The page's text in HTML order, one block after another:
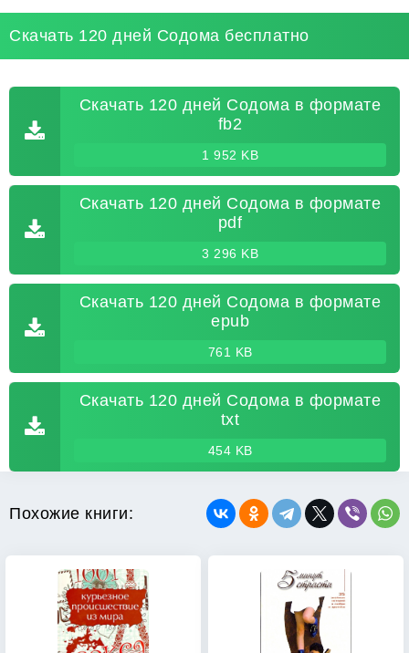
Скачать 120 дней Содома бесплатно
Скачать 120 дней Содома в формате
fb2
1 952 KB
Скачать 120 дней Содома в формате
pdf
3 296 KB
Скачать 120 дней Содома в формате
epub
761 KB
Скачать 120 дней Содома в формате
txt
454 KB
Похожие книги: